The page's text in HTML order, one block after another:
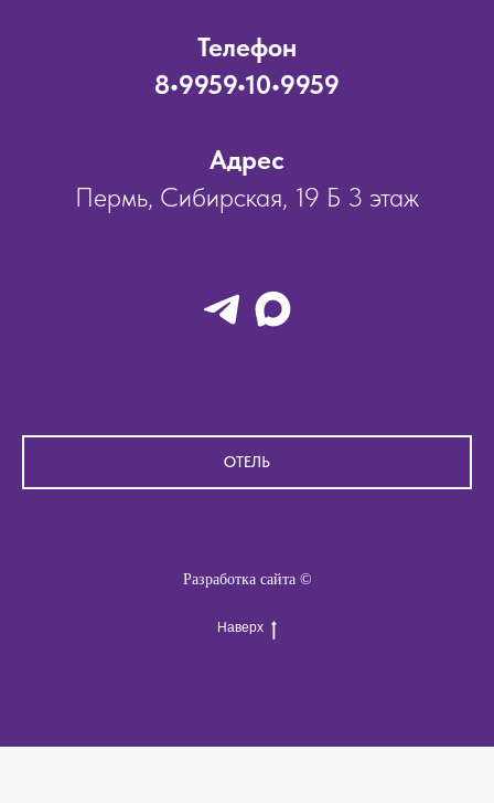
Телефон
8•9959•10•9959
Адрес
Пермь, Сибирская, 19 Б 3 этаж
ОТЕЛЬ
Разработка сайта ©
Наверх